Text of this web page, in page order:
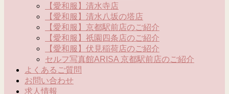
【愛和服】清水寺店
【愛和服】清水八坂の塔店
【愛和服】京都駅前店のご紹介
【愛和服】祇園四条店のご紹介
【愛和服】伏見稲荷店のご紹介
セルフ写真館ARISA 京都駅前店のご紹介
よくあるご質問
お問い合わせ
求人情報